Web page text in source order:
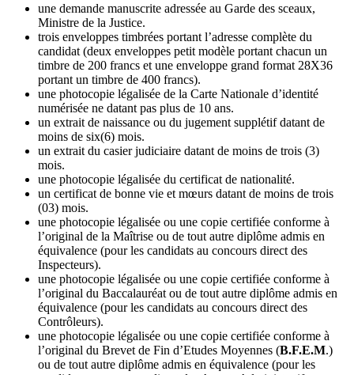
une demande manuscrite adressée au Garde des sceaux,
Ministre de la Justice.
trois enveloppes timbrées portant l’adresse complète du
candidat (deux enveloppes petit modèle portant chacun un
timbre de 200 francs et une enveloppe grand format 28X36
portant un timbre de 400 francs).
une photocopie légalisée de la Carte Nationale d’identité
numérisée ne datant pas plus de 10 ans.
un extrait de naissance ou du jugement supplétif datant de
moins de six(6) mois.
un extrait du casier judiciaire datant de moins de trois (3)
mois.
une photocopie légalisée du certificat de nationalité.
un certificat de bonne vie et mœurs datant de moins de trois
(03) mois.
une photocopie légalisée ou une copie certifiée conforme à
l’original de la Maîtrise ou de tout autre diplôme admis en
équivalence (pour les candidats au concours direct des
Inspecteurs).
une photocopie légalisée ou une copie certifiée conforme à
l’original du Baccalauréat ou de tout autre diplôme admis en
équivalence (pour les candidats au concours direct des
Contrôleurs).
une photocopie légalisée ou une copie certifiée conforme à
l’original du Brevet de Fin d’Etudes Moyennes (B.F.E.M.)
ou de tout autre diplôme admis en équivalence (pour les